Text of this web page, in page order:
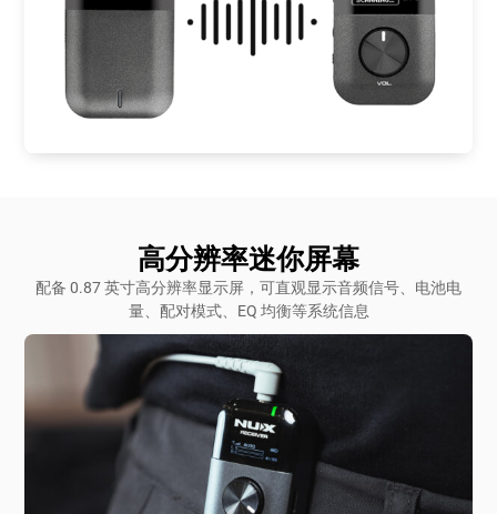
高分辨率迷你屏幕
配备 0.87 英寸高分辨率显示屏，可直观显示音频信号、电池电
量、配对模式、EQ 均衡等系统信息